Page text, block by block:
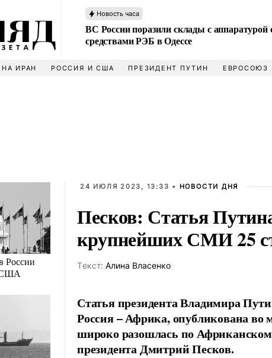
Новость часа
ВС России поразили склады с аппаратурой
средствами РЭБ в Одессе
НА ИРАН РОССИЯ И США ПРЕЗИДЕНТ ПУТИН ЕВРОСОЮЗ
России
США
24 ИЮЛЯ 2023, 13:33 • НОВОСТИ ДНЯ
Песков: Статья
крупнейших СМИ 25
Tекст: Алина Власенко
Статья президента Владимира
Россия – Африка, опубликована
широко разошлась по
президента Дмитрий Песков.